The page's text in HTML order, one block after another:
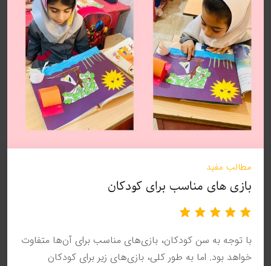
مطالب مفید
بازی های مناسب برای کودکان
با توجه به سن کودکان، بازی‌های مناسب برای آن‌ها متفاوت
خواهد بود. اما به طور کلی، بازی‌های زیر برای کودکان